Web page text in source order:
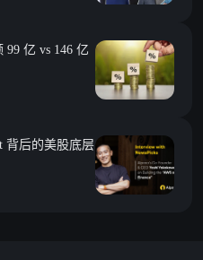
99 亿 vs 146 亿
背后的美股底层